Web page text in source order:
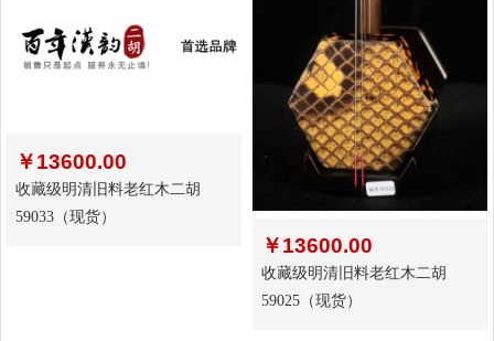
￥13600.00
收藏级明清旧料老红木二胡
59033（现货）
￥13600.00
收藏级明清旧料老红木二胡
59025（现货）